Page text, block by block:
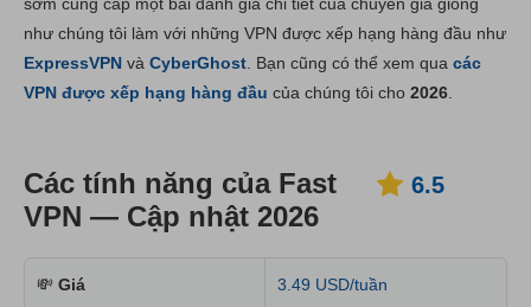
Độ tin cậy và Hỗ trợ 4.3
như chúng tôi làm với những VPN được xếp hạng hàng đầu như
ExpressVPN và CyberGhost . Bạn cũng có thể xem qua các
VPN được xếp hạng hàng đầu của chúng tôi cho 2026
Các tính năng của Fast
VPN — Cập nhật 2026
6.5
💸 Giá 3.49 USD/tuần